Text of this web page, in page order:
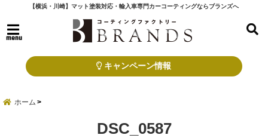
【横浜・川崎】マット塗装対応・輸入車専門カーコーティングならブランズへ
menu
キャンペーン情報
ホーム
DSC_0587